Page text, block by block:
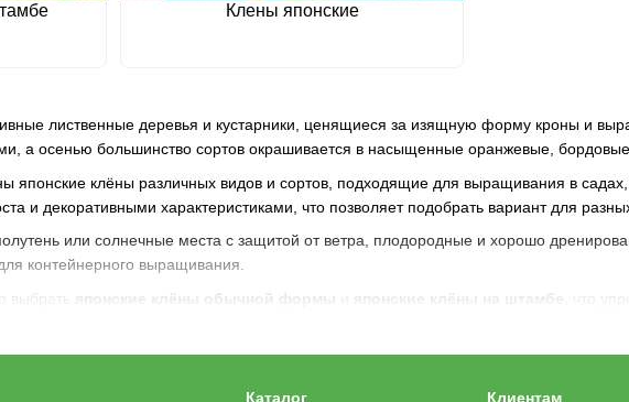
лиственные деревья и кустарники, ценящиеся за изящную форму кроны и
а осенью большинство сортов окрашивается в насыщенные оранжевые,
японские клёны различных видов и сортов, подходящие для выращивания в
и декоративными характеристиками, что позволяет подобрать вариант для
или солнечные места с защитой от ветра, плодородные и хорошо
контейнерного выращивания.
выбрать
японские клёны обычной формы японские клёны на штамбе , что
Клены японские
Каталог Клиентам